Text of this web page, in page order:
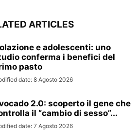
ARTICLES
e adolescenti: uno
conferma i benefici del
pasto
date: 8 Agosto 2026
2.0: scoperto il gene che
il “cambio di sesso”...
date: 7 Agosto 2026